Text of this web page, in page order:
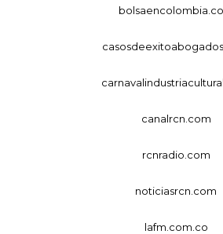
canalrcn.com
rcnradio.com
noticiasrcn.com
lafm.com.co